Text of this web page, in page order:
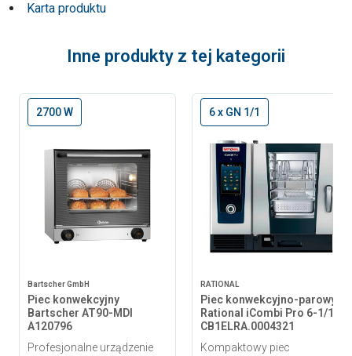
Karta produktu
Inne produkty z tej kategorii
2700 W
Bartscher GmbH
Piec konwekcyjny
Bartscher AT90-MDI
A120796
Profesjonalne urządzenie
6 x GN 1/1
RATIONAL
Piec konwekcyjno-parowy
Rational iCombi Pro 6-1/1
CB1ELRA.0004321
Kompaktowy piec